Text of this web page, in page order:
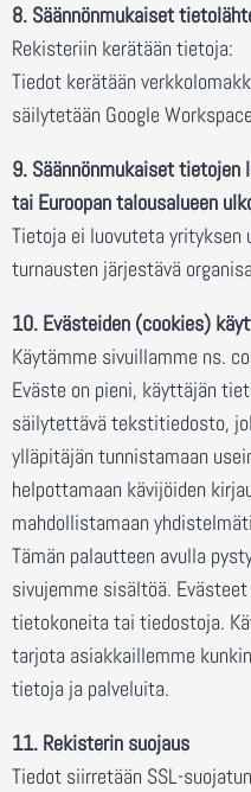
8. Säännönmukaiset
Rekisteriin kerätään tietoja:
Tiedot kerätään
säilytetään Google
9. Säännönmukaiset
tai Euroopan talousalueen
Tietoja ei luovuteta yrityksen
turnausten järjestävä
10. Evästeiden (cookies)
Käytämme sivuillamme ns.
Eväste on pieni, käyttäjän
säilytettävä tekstitiedosto,
ylläpitäjän tunnistamaan
helpottamaan kävijöiden
mahdollistamaan
Tämän palautteen avulla
sivujemme sisältöä.
tietokoneita tai tiedostoja.
tarjota asiakkaillemme
tietoja ja palveluita.
11. Rekisterin suojaus
Tiedot siirretään SSL-